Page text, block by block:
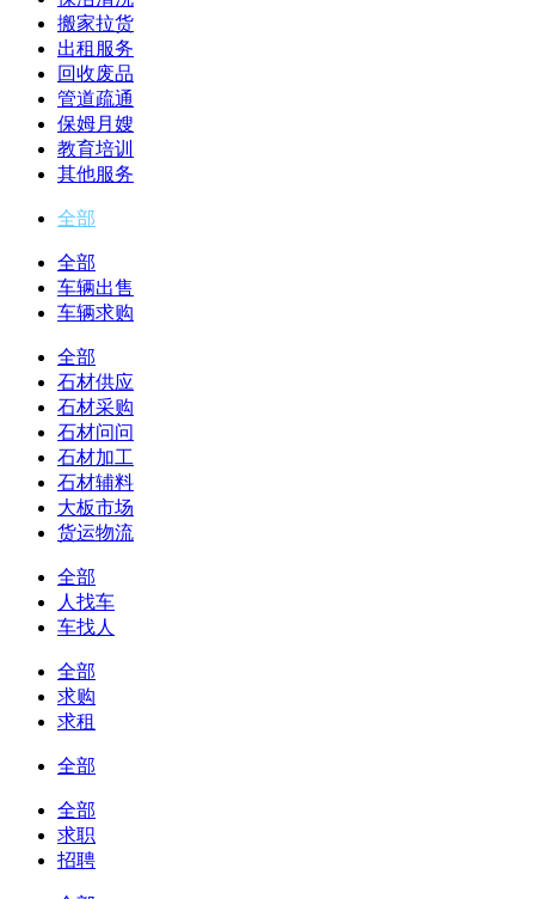
搬家拉货
出租服务
回收废品
管道疏通
保姆月嫂
教育培训
其他服务
全部
全部
车辆出售
车辆求购
全部
石材供应
石材采购
石材问问
石材加工
石材辅料
大板市场
货运物流
全部
人找车
车找人
全部
求购
求租
全部
全部
求职
招聘